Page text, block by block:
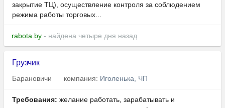
закрытие ТЦ), осуществление контроля за соблюдением
режима работы торговых...
rabota.by - найдена четыре дня назад
Грузчик
Барановичи компания: Иголенька, ЧП
Требования: желание работать, зарабатывать и